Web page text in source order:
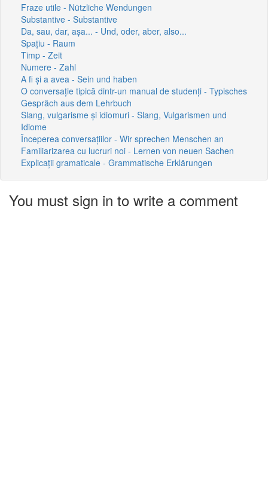
Fraze utile - Nützliche Wendungen
Substantive - Substantive
Da, sau, dar, așa... - Und, oder, aber, also...
Spațiu - Raum
Timp - Zeit
Numere - Zahl
A fi și a avea - Sein und haben
O conversație tipică dintr-un manual de studenți - Typisches
Gespräch aus dem Lehrbuch
Slang, vulgarisme și idiomuri - Slang, Vulgarismen und
Idiome
Începerea conversațiilor - Wir sprechen Menschen an
Familiarizarea cu lucruri noi - Lernen von neuen Sachen
Explicații gramaticale - Grammatische Erklärungen
You must sign in to write a comment